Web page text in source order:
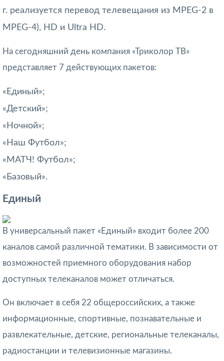
г. реализуется перевод телевещания из MPEG-2 в
MPEG-4), HD и Ultra HD.
На сегодняшний день компания «Триколор ТВ»
представляет 7 действующих пакетов:
«Единый»;
«Детский»;
«Ночной»;
«Наш Футбол»;
«МАТЧ! Футбол»;
«Базовый».
Единый
В универсальный пакет «Единый» входит более 200
каналов самой различной тематики. В зависимости от
возможностей приемного оборудования набор
доступных телеканалов может отличаться.
Он включает в себя 22 общероссийских, а также
информационные, спортивные, познавательные и
развлекательные, детские, региональные телеканалы,
радиостанции и телевизионные магазины.